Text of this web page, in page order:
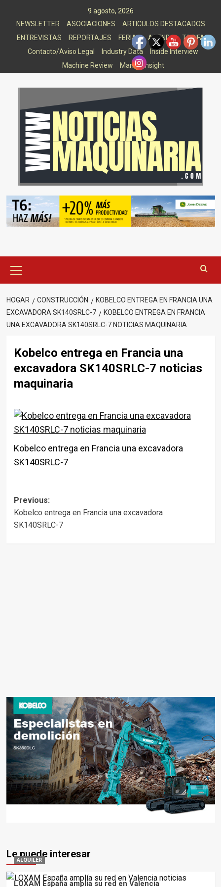
9 agosto, 2026
NEWSLETTER
ASOCIACIONES
ARTICULOS DESTACADOS
ENTREVISTAS
REPORTAJES FERIAS AGENDA
TARIFAS
Contacto/Aviso Legal
Industry Data
Inside Interview
Machine Review
Market Insight
principal
HOGAR CONSTRUCCIÓN
KOBELCO ENTREGA EN FRANCIA UNA
EXCAVADORA SK140SRLC-7
KOBELCO ENTREGA EN FRANCIA
UNA EXCAVADORA SK140SRLC-7 NOTICIAS MAQUINARIA
Kobelco entrega en Francia una
excavadora SK140SRLC-7 noticias
maquinaria
Kobelco entrega en Francia una excavadora
SK140SRLC-7
Post
navigation
Previous:
Kobelco entrega en Francia una excavadora
SK140SRLC-7
Le puede interesar
ALQUILER
LOXAM España amplía su red en Valencia